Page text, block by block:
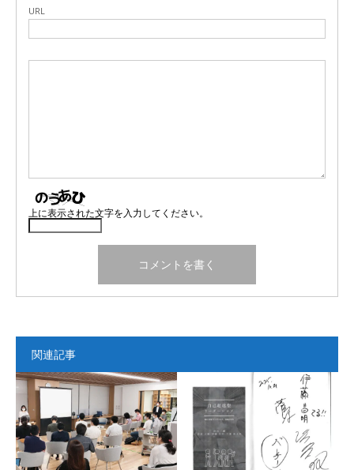
URL
上に表示された文字を入力してください。
関連記事